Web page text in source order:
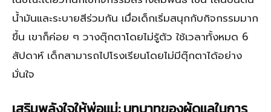
น้ำมันและระบายสีร่วมกัน เมื่อเด็กเริ่มสนุกกับกิจกรรมมาก
ขึ้น เขาก็ค่อย ๆ วางตุ๊กตาโดยไม่รู้ตัว ใช้เวลาทั้งหมด 6
สัปดาห์ เด็กสามารถไปโรงเรียนโดยไม่มีตุ๊กตาได้อย่าง
มั่นใจ